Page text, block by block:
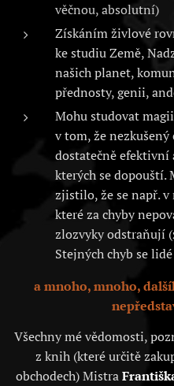
věčnou, absolutní)
Získáním živlové
ke studiu Země,
našich planet,
přednosty, genii,
Mohu studovat
v tom, že
dostatečně efektivní
kterých se dopouští.
zjistilo, že se např.
které za chyby
zlozvyky odstraňují
Stejných chyb se
a mnoho, mnoho,
Všechny mé vědomosti,
z knih (které určitě
obchodech) Mistra